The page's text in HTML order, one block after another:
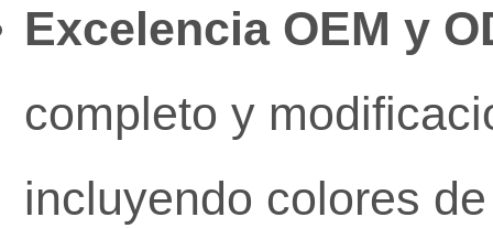
Excelencia OEM y
completo y
incluyendo colores